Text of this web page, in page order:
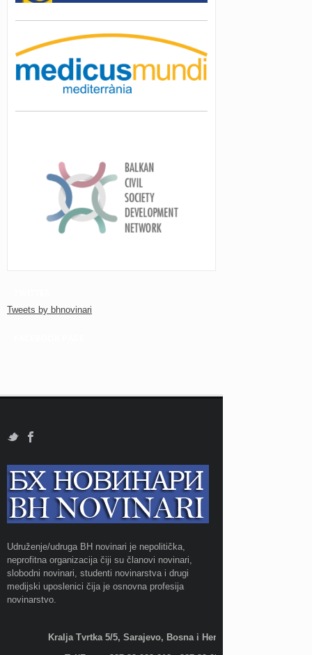
Tweets by bhnovinari
Udruženje/udruga BH novinari je nepolitička,
neprofitna organizacija čiji su članovi novinari,
slobodni novinari, studenti novinarstva i drugi
medijski uposlenici čija je osnovna profesija
novinarstvo.
Kralja Tvrtka 5/5, Sarajevo, Bosna i Hercegovina;